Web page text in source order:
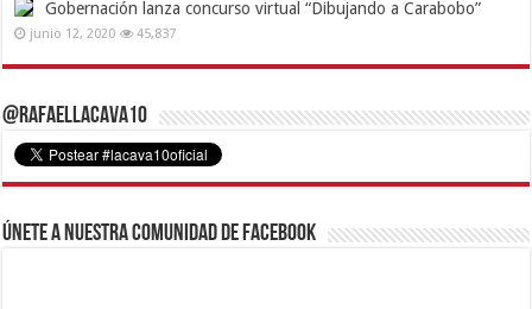
Gobernación lanza concurso virtual “Dibujando a Carabobo”
junio 12, 2020 45,837
@RafaelLacava10
Únete a nuestra comunidad de Facebook